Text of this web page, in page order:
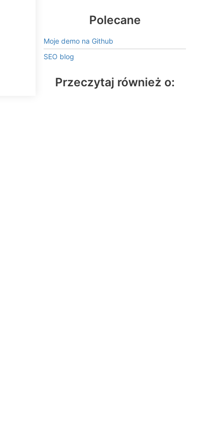
Polecane
Moje demo na Github
SEO blog
Przeczytaj również o: